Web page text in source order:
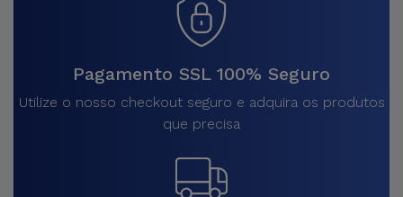
Pagamento SSL 100% Seguro
Utilize o nosso checkout seguro e adquira os produtos
que precisa